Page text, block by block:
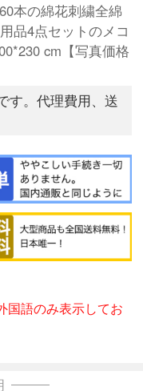
本の綿花刺繍全綿
品4点セットのメコ
cm【写真価格
す。代理費用、送
国語のみ表示してお